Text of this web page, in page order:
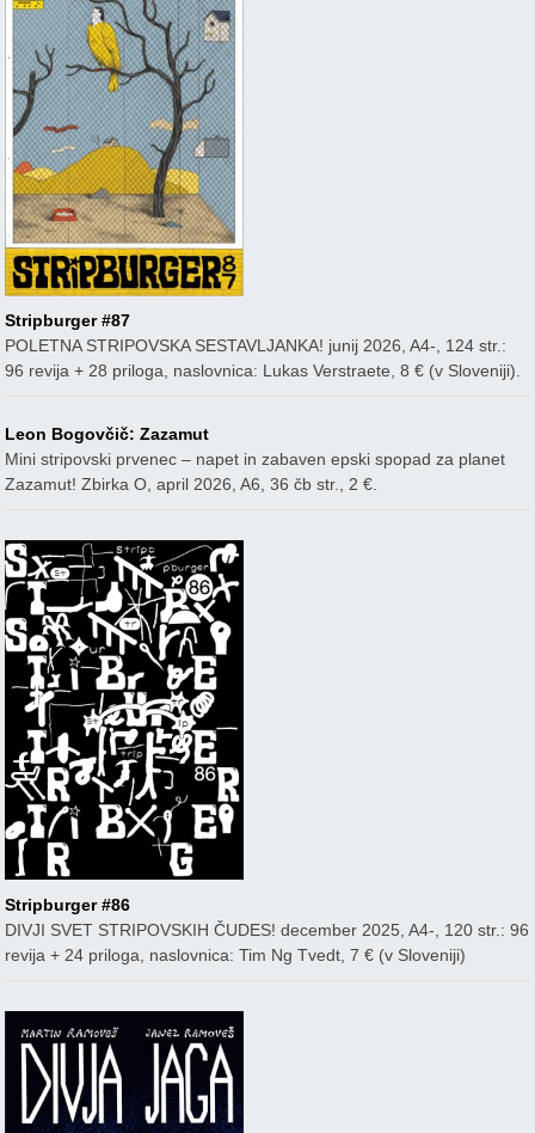
Stripburger #87
POLETNA STRIPOVSKA SESTAVLJANKA! junij 2026, A4-, 124 str.:
96 revija + 28 priloga, naslovnica: Lukas Verstraete, 8 € (v Sloveniji).
Leon Bogovčič: Zazamut
Mini stripovski prvenec – napet in zabaven epski spopad za planet
Zazamut! Zbirka O, april 2026, A6, 36 čb str., 2 €.
Stripburger #86
DIVJI SVET STRIPOVSKIH ČUDES! december 2025, A4-, 120 str.: 96
revija + 24 priloga, naslovnica: Tim Ng Tvedt, 7 € (v Sloveniji)